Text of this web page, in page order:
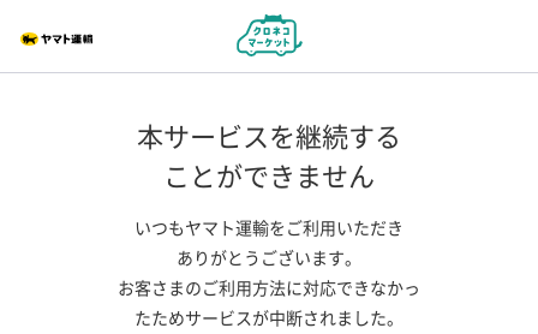
本サービスを継続する
ことができません
いつもヤマト運輸をご利用いただき
ありがとうございます。
お客さまのご利用方法に対応できなかっ
たためサービスが中断されました。